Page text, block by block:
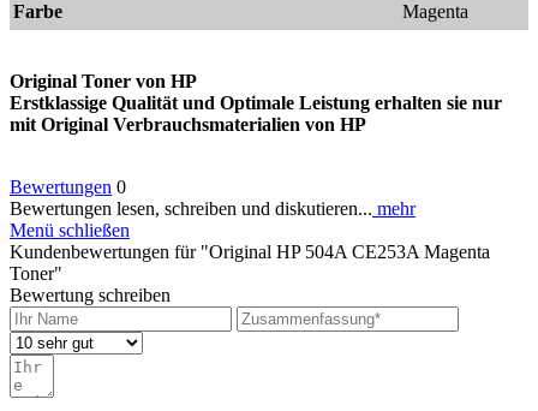
Farbe
Magenta
Original Toner von HP
Erstklassige Qualität und Optimale Leistung erhalten sie nur
mit Original Verbrauchsmaterialien von HP
Bewertungen 0
Bewertungen lesen, schreiben und diskutieren... mehr
Menü schließen
Kundenbewertungen für "Original HP 504A CE253A Magenta
Toner"
Bewertung schreiben